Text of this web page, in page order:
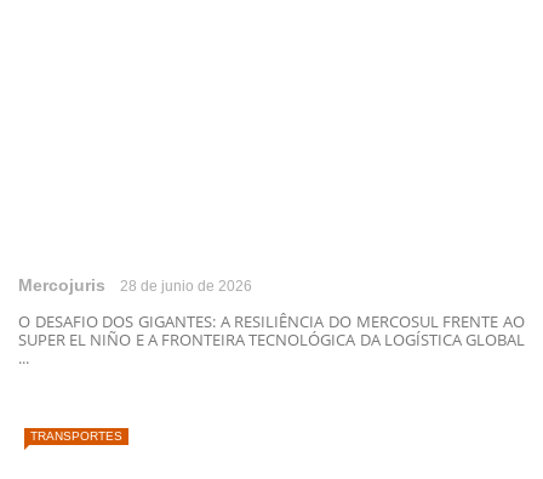
Mercojuris 28 de junio de 2026
O DESAFIO DOS GIGANTES: A RESILIÊNCIA DO MERCOSUL FRENTE AO
SUPER EL NIÑO E A FRONTEIRA TECNOLÓGICA DA LOGÍSTICA GLOBAL
...
TRANSPORTES